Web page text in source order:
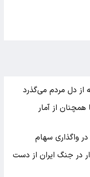
از دل مردم می‌گذرد
از آمار
واگذاری سهام
در جنگ ایران از دست